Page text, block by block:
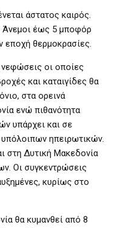
άστατος καιρός.
Άνεμοι έως 5 μποφόρ
εποχή θερμοκρασίες.
νεφώσεις οι οποίες
και καταιγίδες θα
στα ορεινά
ενώ πιθανότητα
υπάρχει και σε
ηπειρωτικών.
στη Δυτική Μακεδονία
Οι συγκεντρώσεις
κυρίως στο
θα κυμανθεί από 8